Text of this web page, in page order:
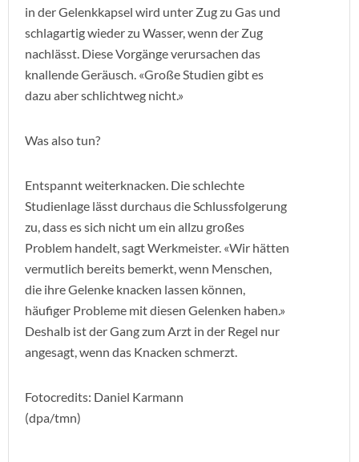
in der Gelenkkapsel wird unter Zug zu Gas und
schlagartig wieder zu Wasser, wenn der Zug
nachlässt. Diese Vorgänge verursachen das
knallende Geräusch. «Große Studien gibt es
dazu aber schlichtweg nicht.»
Was also tun?
Entspannt weiterknacken. Die schlechte
Studienlage lässt durchaus die Schlussfolgerung
zu, dass es sich nicht um ein allzu großes
Problem handelt, sagt Werkmeister. «Wir hätten
vermutlich bereits bemerkt, wenn Menschen,
die ihre Gelenke knacken lassen können,
häufiger Probleme mit diesen Gelenken haben.»
Deshalb ist der Gang zum Arzt in der Regel nur
angesagt, wenn das Knacken schmerzt.
Fotocredits: Daniel Karmann
(dpa/tmn)